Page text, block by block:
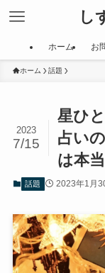
し
ホーム お
ホーム 話題
星ひ
占い
は本
2023
7/15
話題 2023年1月